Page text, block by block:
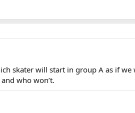
skater will start in group A as if
who won’t.